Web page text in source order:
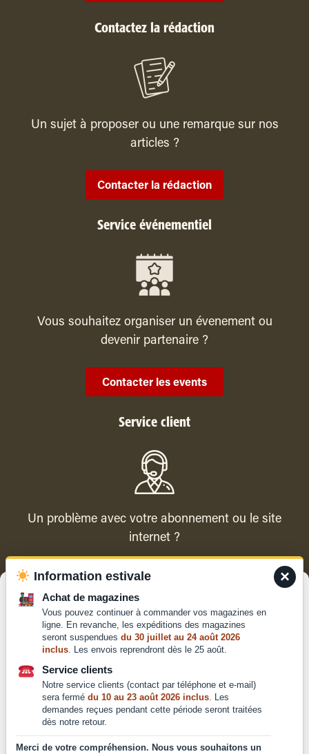
Pour offrir les meilleures expériences, nous utilisons des technologies
telles que les cookies pour stocker et/ou accéder aux informations des
appareils. Le fait de consentir à ces technologies nous permettra de
traiter des données telles que le comportement de navigation ou les ID
uniques sur ce site. Le fait de ne pas consentir ou de retirer son
consentement peut avoir un effet négatif sur certaines caractéristiques
et fonctions.
Accepter
Contactez la rédaction
Un sujet à proposer ou une remarque sur nos
articles ?
Contacter la rédaction
Service événementiel
Vous souhaitez organiser un évenement ou
devenir partenaire ?
Contacter les events
Service client
Un problème avec votre abonnement ou le site
internet ?
Contacter le service client
Mentions légales
Conditions générales de
vente et d'utilisation
confidentialité
×
Information estivale
Achat de magazines
Vous pouvez continuer à commander vos magazines en
ligne. En revanche, les expéditions des magazines
seront suspendues du 30 juillet au 24 août 2026
inclus. Les envois reprendront dès le 25 août.
Service clients
Notre service clients (contact par téléphone et e-mail)
sera fermé du 10 au 23 août 2026 inclus. Les
demandes reçues pendant cette période seront traitées
dès notre retour.
Merci de votre compréhension. Nous vous souhaitons un